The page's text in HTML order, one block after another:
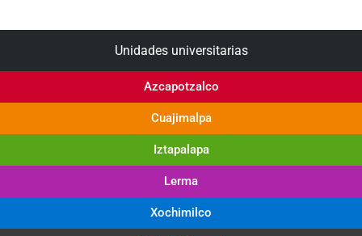
Unidades universitarias
Azcapotzalco
Cuajimalpa
Iztapalapa
Lerma
Xochimilco